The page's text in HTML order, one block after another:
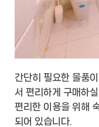
간단히 필요한 물품
서 편리하게 구매하
편리한 이용을 위해
되어 있습니다.